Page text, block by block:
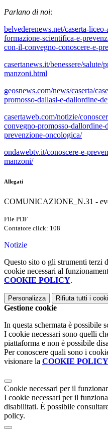
Parlano di noi:
belvederenews.net/caserta-
formazione-scientifica-e-
con-il-convegno-conoscere-e-
casertanews.it/benessere/
manzoni.html
geosnews.com/news/caserta/
promosso-dallasl-e-dallordine-
casertaweb.com/notizie/
convegno-promosso-dallordine-
prevenzione-oncologica/
ondawebtv.it/conoscere-e-
manzoni/
Allegati
COMUNICAZIONE_N.31 -
File PDF
Contatore click: 108
Notizie
Questo sito o gli strumenti terzi
cookie necessari al
COOKIE POLICY.
Personalizza Rifiuta tutti i
Gestione cookie
In questa schermata è possibile
I cookie necessari sono quelli
piattaforma e non è possibile
Per conoscere quali sono i
visionare la COOKIE POLICY
Cookie necessari per il
I cookie necessari per il
disabilitati. È possibile
policy.